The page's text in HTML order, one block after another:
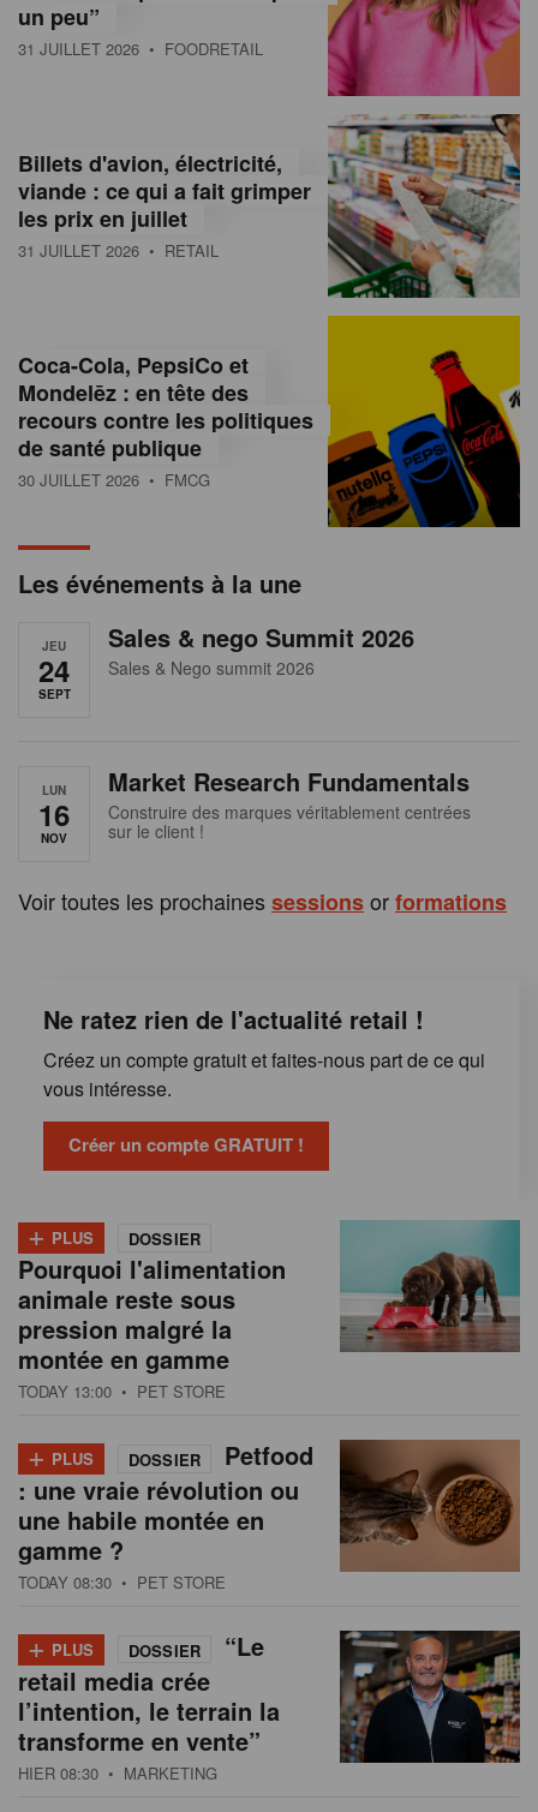
s
s
u
e
e
a
un peu”
31 JUILLET 2026 • FOODRETAIL
Billets d'avion, électricité,
viande : ce qui a fait grimper
les prix en juillet
31 JUILLET 2026 • RETAIL
Coca-Cola, PepsiCo et
Mondelēz : en tête des
recours contre les politiques
de santé publique
30 JUILLET 2026 • FMCG
Les événements à la une
JEU
24
SEPT
Sales & nego Summit 2026
Sales & Nego summit 2026
LUN
16
NOV
Market Research Fundamentals
Construire des marques véritablement centrées
sur le client !
Voir toutes les prochaines sessionsorformations
Ne ratez rien de l'actualité retail !
Créez un compte gratuit et faites-nous part de ce qui
vous intéresse.
Créer un compte GRATUIT !
+ PLUS DOSSIER
Pourquoi l'alimentation
animale reste sous
pression malgré la
montée en gamme
TODAY 13:00 • PET STORE
+ PLUS DOSSIER
Petfood
: une vraie révolution ou
une habile montée en
gamme ?
TODAY 08:30 • PET STORE
+ PLUS DOSSIER
“Le
retail media crée
l’intention, le terrain la
transforme en vente”
HIER 08:30 • MARKETING